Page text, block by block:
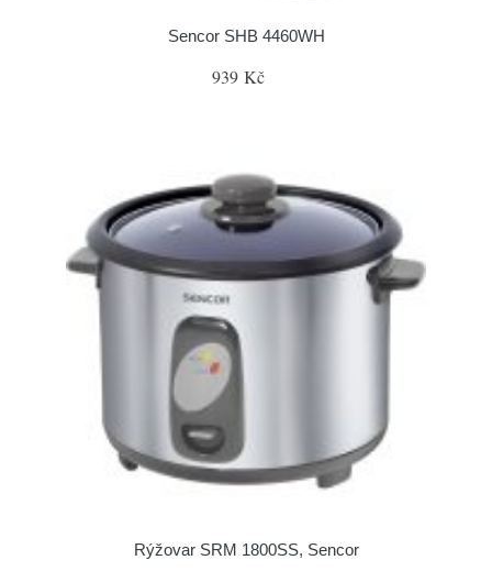
Sencor SHB 4460WH
939 Kč
Rýžovar SRM 1800SS, Sencor